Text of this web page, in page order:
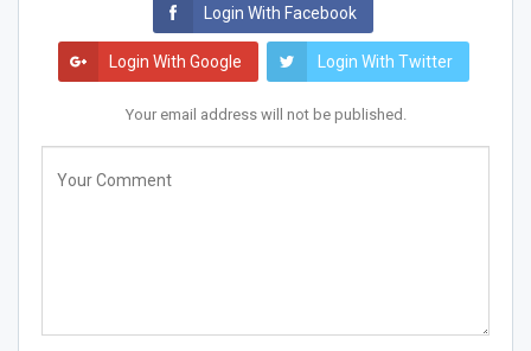
Login With Facebook
Login With Google Login With Twitter
Your email address will not be published.